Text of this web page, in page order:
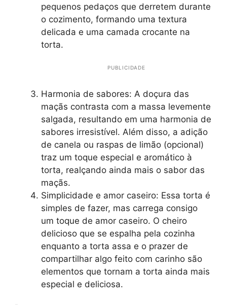
pequenos pedaços que derretem durante
o cozimento, formando uma textura
delicada e uma camada crocante na
torta.
PUBLICIDADE
Harmonia de sabores: A doçura das
maçãs contrasta com a massa levemente
salgada, resultando em uma harmonia de
sabores irresistível. Além disso, a adição
de canela ou raspas de limão (opcional)
traz um toque especial e aromático à
torta, realçando ainda mais o sabor das
maçãs.
Simplicidade e amor caseiro: Essa torta é
simples de fazer, mas carrega consigo
um toque de amor caseiro. O cheiro
delicioso que se espalha pela cozinha
enquanto a torta assa e o prazer de
compartilhar algo feito com carinho são
elementos que tornam a torta ainda mais
especial e deliciosa.